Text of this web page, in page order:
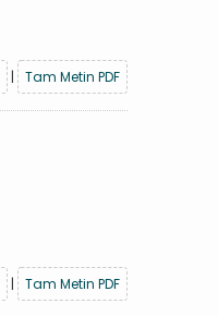
| Tam Metin PDF
| Tam Metin PDF